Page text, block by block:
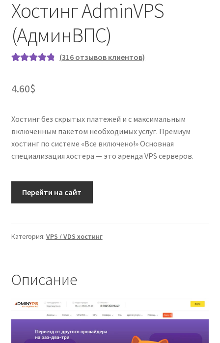
Хостинг AdminVPS
(АдминВПС)
основе
пользовател
ей
(316 отзывов клиентов)
4.60$
Хостинг без скрытых платежей и с максимальным
включенным пакетом необходимых услуг. Премиум
хостинг по системе «Все включено!» Основная
специализация хостера — это аренда VPS серверов.
Перейти на сайт
Категория: VPS / VDS хостинг
Описание